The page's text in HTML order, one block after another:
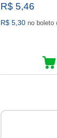
R$ 5,46
R$ 5,30